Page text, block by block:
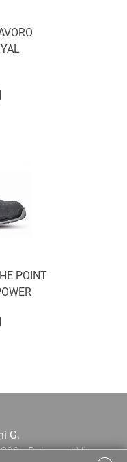
POINT
G.
- Bologna | Via